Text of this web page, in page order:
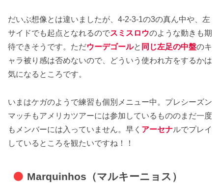
だいぶ想像とは違いましたが、4-2-3-1の3の真ん中や、左
サイドでも起点となれるのでスミスロウのような動きも期
待できそうです。ただウーデゴールと 同じ左足の中盤のキ
ャラ被り感は否めないので、どういう使われ方をするかは
気になるところです。
いまはケガのようで練習も個別メニュー中。プレシーズン
マッチもアメリカツアーには参加しているもののまだ一度
もメンバーには入っていません。早く アーセナルでプレイ
しているところを観たいですね！！
Marquinhos（マルキーニョス）